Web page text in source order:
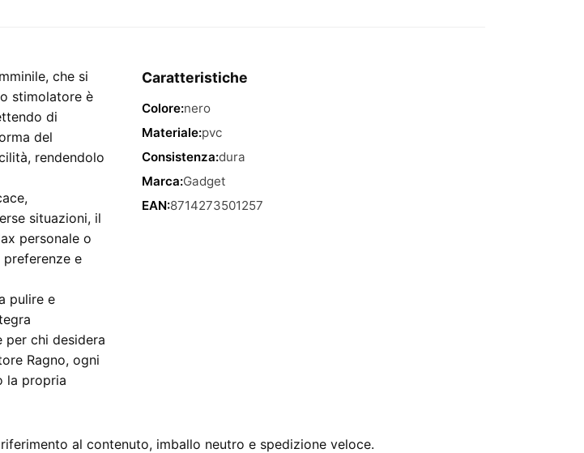
che si
stimolatore è
di
del
rendendolo
situazioni, il
personale o
e
pulire e
per chi desidera
Ragno, ogni
la propria
Caratteristiche
Colore:nero
Materiale:pvc
Consistenza:dura
Marca:Gadget
EAN:8714273501257
al contenuto, imballo neutro e spedizione veloce.